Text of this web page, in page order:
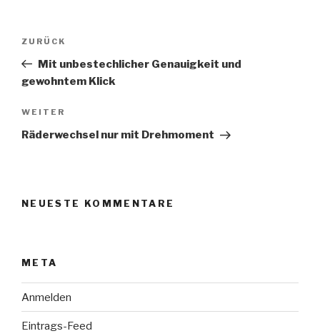
Beitragsnavigation
Vorheriger
Beitrag
ZURÜCK
Mit unbestechlicher Genauigkeit und
gewohntem Klick
Nächster
Beitrag
WEITER
Räderwechsel nur mit Drehmoment
NEUESTE KOMMENTARE
META
Anmelden
Eintrags-Feed